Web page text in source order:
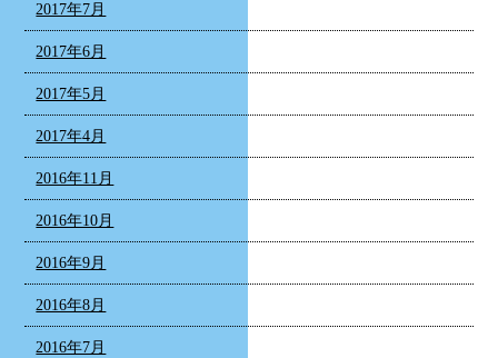
2017年7月
2017年6月
2017年5月
2017年4月
2016年11月
2016年10月
2016年9月
2016年8月
2016年7月